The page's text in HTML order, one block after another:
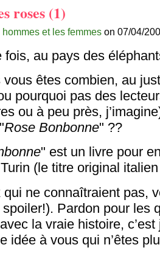
roses (1)
hommes et les femmes on 07/04/
fois, au pays des
vous êtes combien, au
pourquoi pas des
ou à peu près,
Rose Bonbonne" ??
" est un livre pour
(le titre original
ne connaîtraient pas,
Pardon pour les
la vraie histoire,
idée à vous qui n’êtes